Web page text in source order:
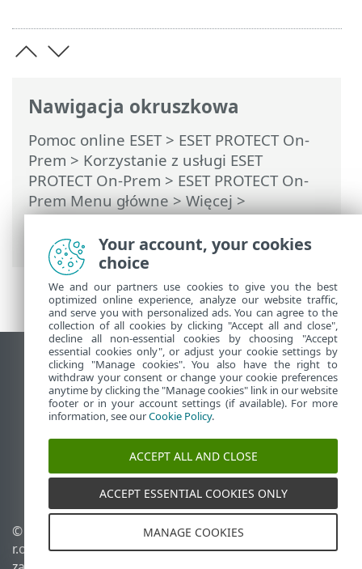
Nawigacja okruszkowa
Pomoc online ESET> ESET PROTECT On-
Prem > Korzystanie z usługi ESET
PROTECT On-Prem > ESET PROTECT On-
Prem Menu główne> Więcej >
Ustawienia> Zaawansowane
zabezpieczenia
Wyświetl witrynę internetową dla
komputerów
End of Life
Baza wiedzy ESET
Forum ESET
ESET Status Portal
Pomoc regionalna
© 1992 - 2026 ESET, spol. s
r.o. – Wszelkie prawa
Zarządzaj plikami cookie
Polityka dotycząca plików
Your account, your cookies
choice
We and our partners use cookies to give you the best
optimized online experience, analyze our website traffic,
and serve you with personalized ads. You can agree to the
collection of all cookies by clicking "Accept all and close",
decline all non-essential cookies by choosing "Accept
essential cookies only", or adjust your cookie settings by
clicking "Manage cookies". You also have the right to
withdraw your consent or change your cookie preferences
anytime by clicking the "Manage cookies" link in our website
footer or in your account settings (if available). For more
information, see ourCookie Policy.
ACCEPT ALL AND CLOSE
ACCEPT ESSENTIAL COOKIES ONLY
MANAGE COOKIES